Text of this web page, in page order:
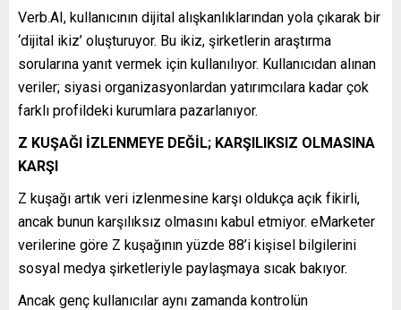
Verb.AI, kullanıcının dijital alışkanlıklarından yola çıkarak bir
‘dijital ikiz’ oluşturuyor. Bu ikiz, şirketlerin araştırma
sorularına yanıt vermek için kullanılıyor. Kullanıcıdan alınan
veriler; siyasi organizasyonlardan yatırımcılara kadar çok
farklı profildeki kurumlara pazarlanıyor.
Z KUŞAĞI İZLENMEYE DEĞİL; KARŞILIKSIZ OLMASINA
KARŞI
Z kuşağı artık veri izlenmesine karşı oldukça açık fikirli,
ancak bunun karşılıksız olmasını kabul etmiyor. eMarketer
verilerine göre Z kuşağının yüzde 88’i kişisel bilgilerini
sosyal medya şirketleriyle paylaşmaya sıcak bakıyor.
Ancak genç kullanıcılar aynı zamanda kontrolün